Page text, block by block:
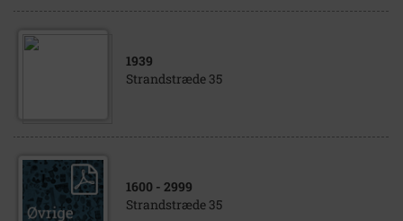
1939
Strandstræde 35
1600 - 2999
Strandstræde 35